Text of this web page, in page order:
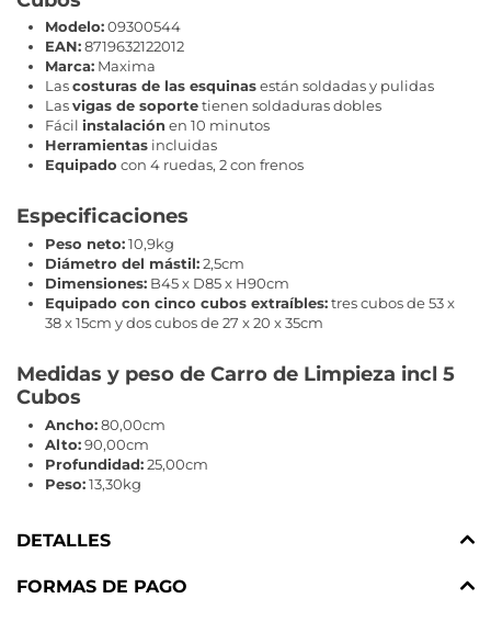
Modelo:09300544
EAN:8719632122012
Marca: Maxima
Lascosturas de las esquinasestán soldadas y pulidas
Lasvigas de soportetienen soldaduras dobles
Fácil instalación en 10 minutos
Herramientas incluidas
Equipado con 4 ruedas, 2 con frenos
Especificaciones
Peso neto:10,9kg
Diámetro del mástil:2,5cm
Dimensiones: B45 x D85 x H90cm
Equipado con cinco cubos extraíbles:tres cubos de 53 x
38 x 15cm y dos cubos de 27 x 20 x 35cm
Medidas y peso de Carro de Limpieza incl 5
Cubos
Ancho:80,00cm
Alto:90,00cm
Profundidad:25,00cm
Peso:13,30kg
DETALLES
FORMAS DE PAGO